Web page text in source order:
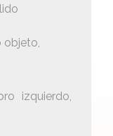
objeto,
izquierdo,